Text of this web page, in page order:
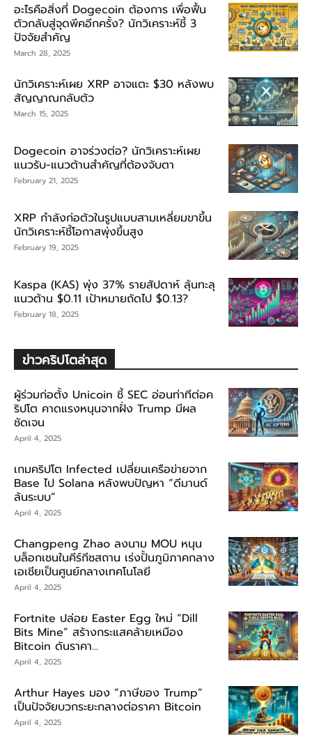
อะไรคือสิ่งที่ Dogecoin ต้องการ เพื่อฟื้น
ตัวกลับสู่จุดพีคอีกครั้ง? นักวิเคราะห์ชี้ 3
ปัจจัยสำคัญ
March 28, 2025
นักวิเคราะห์เผย XRP อาจแตะ $30 หลังพบ
สัญญาณกลับตัว
March 15, 2025
Dogecoin อาจร่วงต่อ? นักวิเคราะห์เผย
แนวรับ-แนวต้านสำคัญที่ต้องจับตา
February 21, 2025
XRP กำลังก่อตัวในรูปแบบสามเหลี่ยมขาขึ้น
นักวิเคราะห์ชี้โอกาสพุ่งขึ้นสูง
February 19, 2025
Kaspa (KAS) พุ่ง 37% รายสัปดาห์ ลุ้นทะลุ
แนวต้าน $0.11 เป้าหมายถัดไป $0.13?
February 18, 2025
ข่าวคริปโตล่าสุด
ผู้ร่วมก่อตั้ง Unicoin ชี้ SEC อ่อนท่าทีต่อค
ริปโต คาดแรงหนุนจากฝั่ง Trump มีผล
ชัดเจน
April 4, 2025
เกมคริปโต Infected เปลี่ยนเครือข่ายจาก
Base ไป Solana หลังพบปัญหา “ดีมานด์
ล้นระบบ”
April 4, 2025
Changpeng Zhao ลงนาม MOU หนุน
บล็อกเชนในคีร์กีซสถาน เร่งปั้นภูมิภาคกลาง
เอเชียเป็นศูนย์กลางเทคโนโลยี
April 4, 2025
Fortnite ปล่อย Easter Egg ใหม่ “Dill
Bits Mine” สร้างกระแสคล้ายเหมือง
Bitcoin ดันราคา...
April 4, 2025
Arthur Hayes มอง “ภาษีของ Trump”
เป็นปัจจัยบวกระยะกลางต่อราคา Bitcoin
April 4, 2025